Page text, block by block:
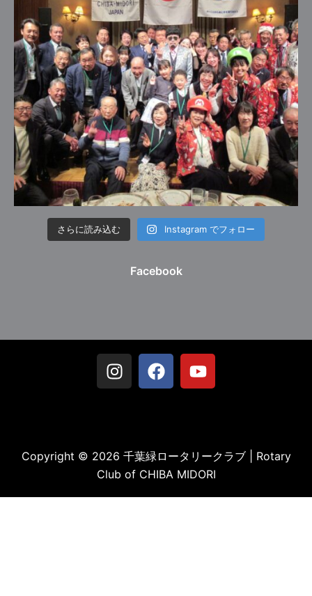
さらに読み込む Instagram でフォロー
Facebook
Copyright © 2026 千葉緑ロータリークラブ | Rotary
Club of CHIBA MIDORI